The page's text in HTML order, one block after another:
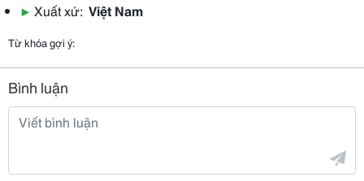
▶ Xuất xứ: Việt Nam
Từ khóa gợi ý:
Bình luận